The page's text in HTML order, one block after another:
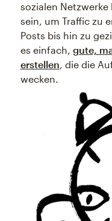
sozialen Netzwerke
sein, um Traffic zu
Posts bis hin zu
es einfach, gute,
erstellen, die die
wecken.